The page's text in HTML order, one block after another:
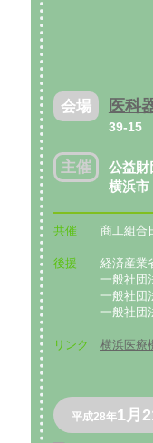
会場 医科
39-15
主催
公益財
横浜市
共催 商工組合
後援
経済産業
一般社団
一般社団
一般社団
リンク 横浜医療
平成28年1月